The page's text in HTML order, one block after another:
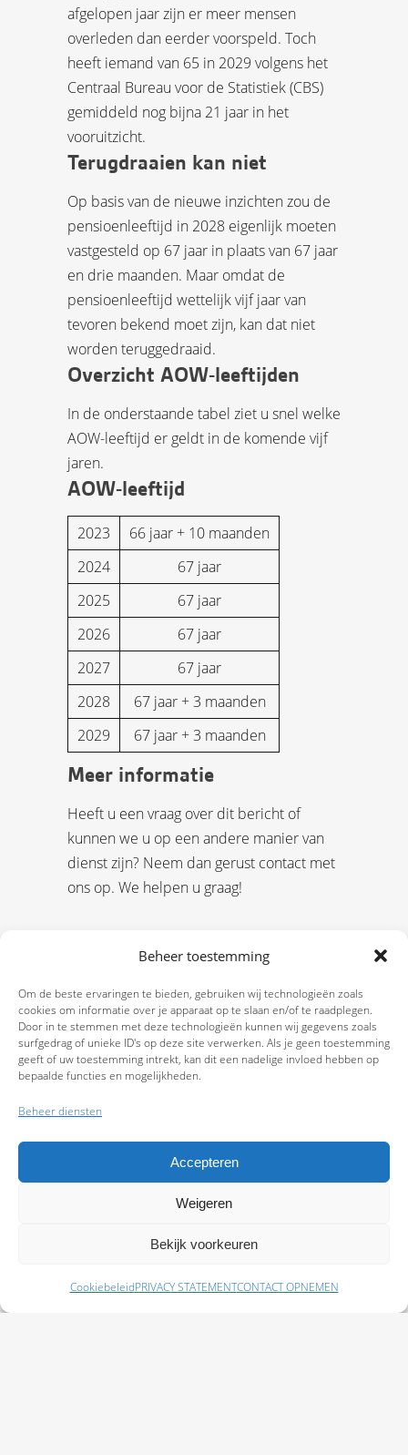
Beheer toestemming
Om de beste ervaringen te bieden, gebruiken wij technologieën zoals
cookies om informatie over je apparaat op te slaan en/of te raadplegen.
Door in te stemmen met deze technologieën kunnen wij gegevens zoals
surfgedrag of unieke ID's op deze site verwerken. Als je geen toestemming
geeft of uw toestemming intrekt, kan dit een nadelige invloed hebben op
bepaalde functies en mogelijkheden.
Beheer diensten
Accepteren
Weigeren
Bekijk voorkeuren
CookiebeleidPRIVACY STATEMENTCONTACT OPNEMEN
afgelopen jaar zijn er meer mensen
overleden dan eerder voorspeld. Toch
heeft iemand van 65 in 2029 volgens het
Centraal Bureau voor de Statistiek (CBS)
gemiddeld nog bijna 21 jaar in het
vooruitzicht.
Terugdraaien kan niet
Op basis van de nieuwe inzichten zou de
pensioenleeftijd in 2028 eigenlijk moeten
vastgesteld op 67 jaar in plaats van 67 jaar
en drie maanden. Maar omdat de
pensioenleeftijd wettelijk vijf jaar van
tevoren bekend moet zijn, kan dat niet
worden teruggedraaid.
Overzicht AOW-leeftijden
In de onderstaande tabel ziet u snel welke
AOW-leeftijd er geldt in de komende vijf
jaren.
AOW-leeftijd
2023
66 jaar + 10 maanden
2024
67 jaar
2025
67 jaar
2026
67 jaar
2027
67 jaar
2028
67 jaar + 3 maanden
2029
67 jaar + 3 maanden
Meer informatie
Heeft u een vraag over dit bericht of
kunnen we u op een andere manier van
dienst zijn? Neem dan gerust contact met
ons op. We helpen u graag!
Schade melden Afspraak maken Polissen